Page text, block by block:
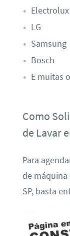
Electrolux
LG
Samsung
Bosch
E muitas
Como
de Lavar
Para
de máquina
SP, basta